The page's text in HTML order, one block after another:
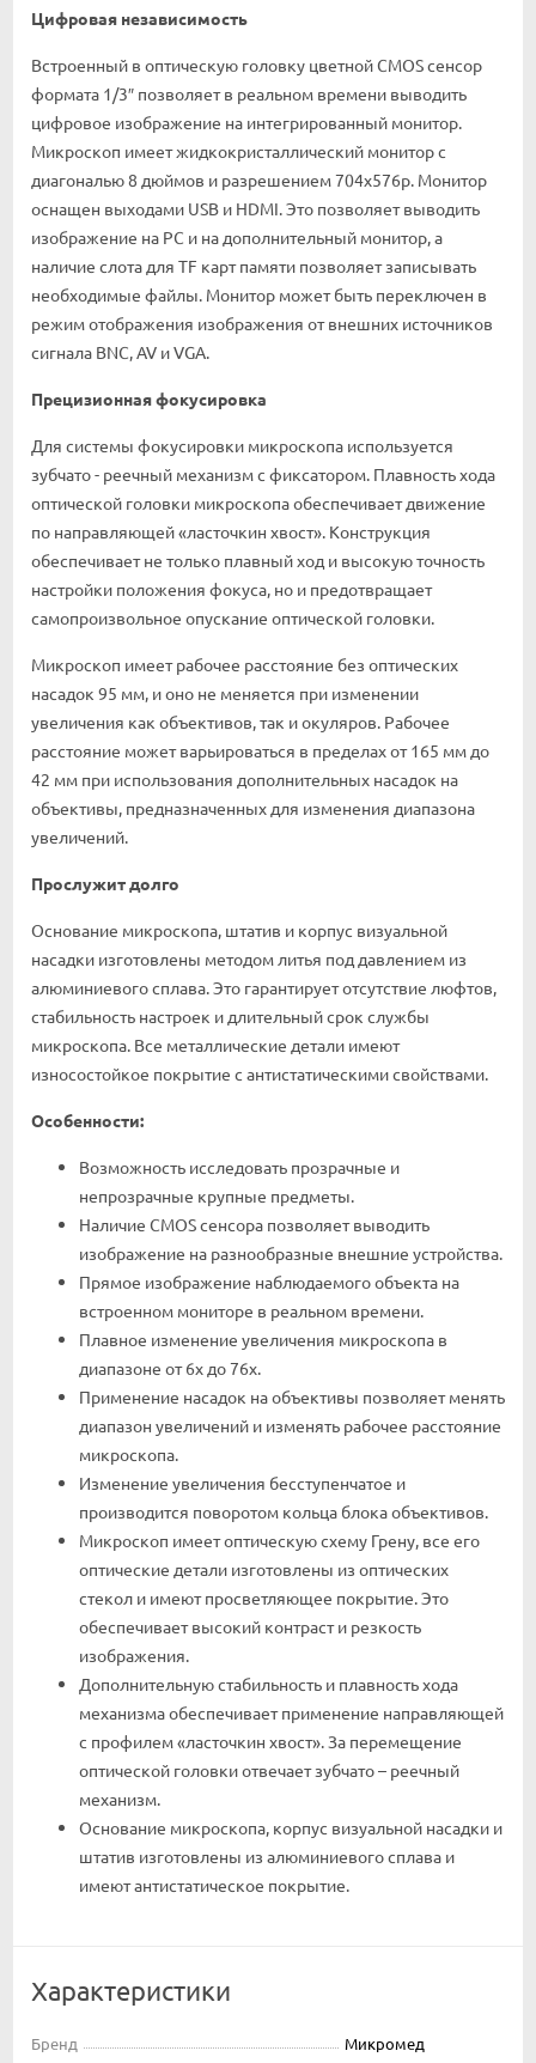
Цифровая независимость
Встроенный в оптическую головку цветной CMOS сенсор
формата 1/3″ позволяет в реальном времени выводить
цифровое изображение на интегрированный монитор.
Микроскоп имеет жидкокристаллический монитор с
диагональю 8 дюймов и разрешением 704х576р. Монитор
оснащен выходами USB и HDMI. Это позволяет выводить
изображение на РС и на дополнительный монитор, а
наличие слота для TF карт памяти позволяет записывать
необходимые файлы. Монитор может быть переключен в
режим отображения изображения от внешних источников
сигнала BNC, AV и VGA.
Прецизионная фокусировка
Для системы фокусировки микроскопа используется
зубчато - реечный механизм с фиксатором. Плавность хода
оптической головки микроскопа обеспечивает движение
по направляющей «ласточкин хвост». Конструкция
обеспечивает не только плавный ход и высокую точность
настройки положения фокуса, но и предотвращает
самопроизвольное опускание оптической головки.
Микроскоп имеет рабочее расстояние без оптических
насадок 95 мм, и оно не меняется при изменении
увеличения как объективов, так и окуляров. Рабочее
расстояние может варьироваться в пределах от 165 мм до
42 мм при использования дополнительных насадок на
объективы, предназначенных для изменения диапазона
увеличений.
Прослужит долго
Основание микроскопа, штатив и корпус визуальной
насадки изготовлены методом литья под давлением из
алюминиевого сплава. Это гарантирует отсутствие люфтов,
стабильность настроек и длительный срок службы
микроскопа. Все металлические детали имеют
износостойкое покрытие с антистатическими свойствами.
Особенности:
Возможность исследовать прозрачные и
непрозрачные крупные предметы.
Наличие CMOS сенсора позволяет выводить
изображение на разнообразные внешние устройства.
Прямое изображение наблюдаемого объекта на
встроенном мониторе в реальном времени.
Плавное изменение увеличения микроскопа в
диапазоне от 6х до 76х.
Применение насадок на объективы позволяет менять
диапазон увеличений и изменять рабочее расстояние
микроскопа.
Изменение увеличения бесступенчатое и
производится поворотом кольца блока объективов.
Микроскоп имеет оптическую схему Грену, все его
оптические детали изготовлены из оптических
стекол и имеют просветляющее покрытие. Это
обеспечивает высокий контраст и резкость
изображения.
Дополнительную стабильность и плавность хода
механизма обеспечивает применение направляющей
с профилем «ласточкин хвост». За перемещение
оптической головки отвечает зубчато – реечный
механизм.
Основание микроскопа, корпус визуальной насадки и
штатив изготовлены из алюминиевого сплава и
имеют антистатическое покрытие.
Характеристики
Бренд
Микромед